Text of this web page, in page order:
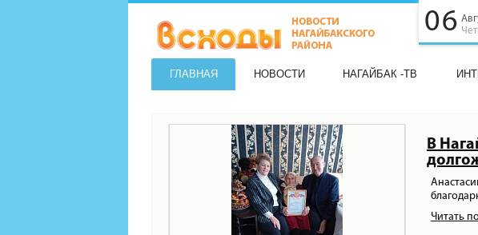
06
ГЛАВНАЯ НОВОСТИ НАГАЙБАК -ТВ
В
Читать